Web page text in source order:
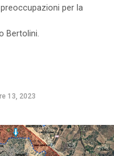
per la
Bertolini.
13, 2023